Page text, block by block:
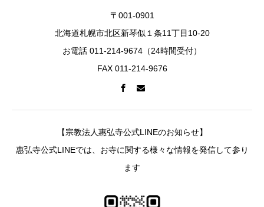
〒001-0901
北海道札幌市北区新琴似１条11丁目10-20
お電話 011-214-9674（24時間受付）
FAX 011-214-9676
【宗教法人惠弘寺公式LINEのお知らせ】
惠弘寺公式LINEでは、お寺に関する様々な情報を発信して参り
ます